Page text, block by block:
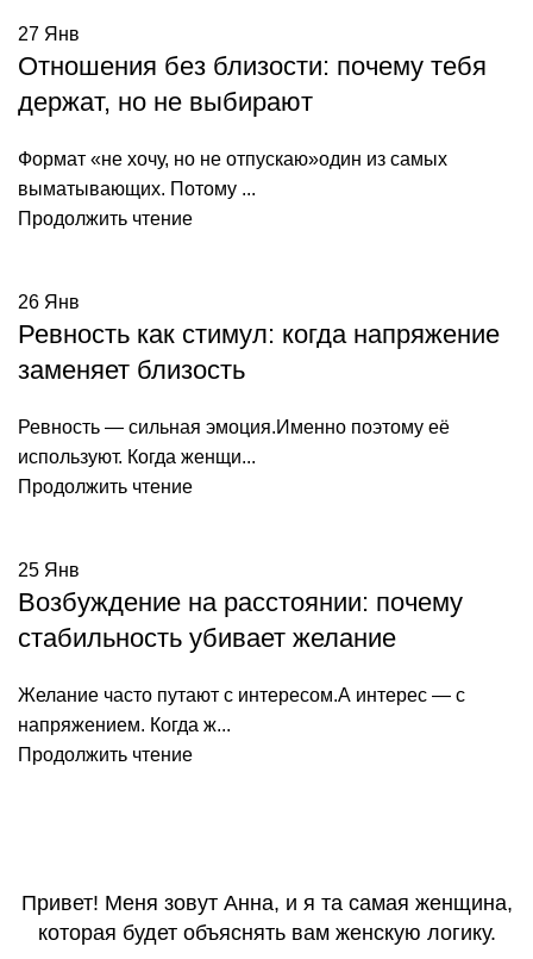
27 Янв
Отношения без близости: почему тебя
держат, но не выбирают
Формат «не хочу, но не отпускаю»один из самых
выматывающих. Потому ...
Продолжить чтение
26 Янв
Ревность как стимул: когда напряжение
заменяет близость
Ревность — сильная эмоция.Именно поэтому её
используют. Когда женщи...
Продолжить чтение
25 Янв
Возбуждение на расстоянии: почему
стабильность убивает желание
Желание часто путают с интересом.А интерес — с
напряжением. Когда ж...
Продолжить чтение
Привет! Меня зовут Анна, и я та самая женщина,
которая будет объяснять вам женскую логику.